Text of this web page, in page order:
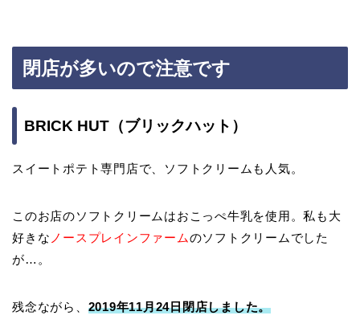
閉店が多いので注意です
BRICK HUT（ブリックハット）
スイートポテト専門店で、ソフトクリームも人気。
このお店のソフトクリームはおこっぺ牛乳を使用。私も大
好きな ノースプレインファームのソフトクリームでした
が…。
残念ながら、 2019年11月24日閉店しました。